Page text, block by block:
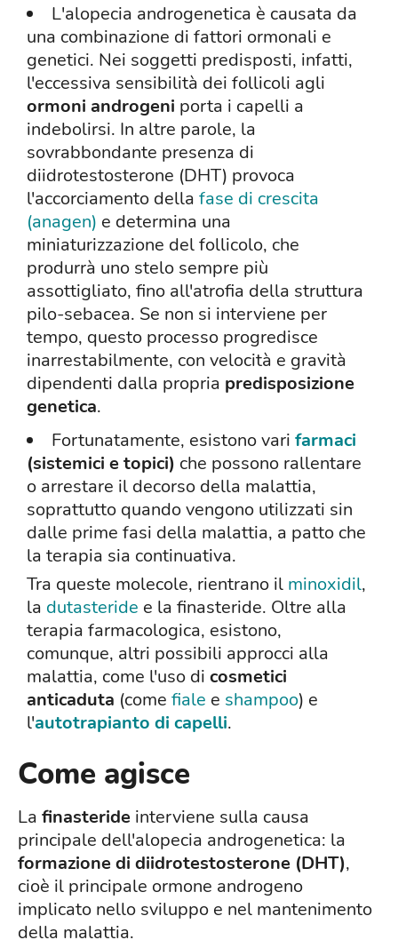
L'alopecia androgenetica è causata da
una combinazione di fattori ormonali e
genetici. Nei soggetti predisposti, infatti,
l'eccessiva sensibilità dei follicoli agli
ormoni androgeni porta i capelli a
indebolirsi. In altre parole, la
sovrabbondante presenza di
diidrotestosterone (DHT) provoca
l'accorciamento della fase di crescita
(anagen) e determina una
miniaturizzazione del follicolo, che
produrrà uno stelo sempre più
assottigliato, fino all'atrofia della struttura
pilo-sebacea. Se non si interviene per
tempo, questo processo progredisce
inarrestabilmente, con velocità e gravità
dipendenti dalla propria predisposizione
genetica.
Fortunatamente, esistono vari farmaci
(sistemici e topici) che possono rallentare
o arrestare il decorso della malattia,
soprattutto quando vengono utilizzati sin
dalle prime fasi della malattia, a patto che
la terapia sia continuativa.
Tra queste molecole, rientrano il minoxidil,
la dutasteride e la finasteride. Oltre alla
terapia farmacologica, esistono,
comunque, altri possibili approcci alla
malattia, come l'uso di cosmetici
anticaduta (come fiale e shampoo) e
l'autotrapianto di capelli.
Come agisce
La finasteride interviene sulla causa
principale dell'alopecia androgenetica: la
formazione di diidrotestosterone (DHT),
cioè il principale ormone androgeno
implicato nello sviluppo e nel mantenimento
della malattia.